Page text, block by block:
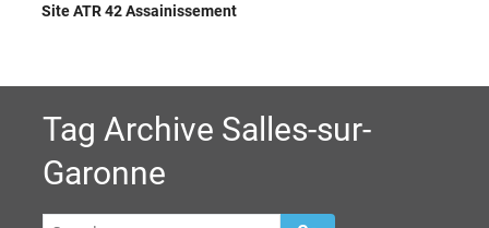
Site ATR 42 Assainissement
Tag Archive Salles-sur-
Garonne